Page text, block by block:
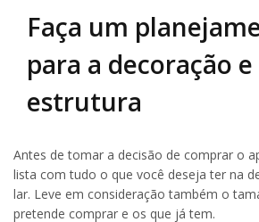
Faça um
para a decoração e
estrutura
Antes de tomar a decisão de comprar o
lista com tudo o que você deseja ter na
lar. Leve em consideração também o
pretende comprar e os que já tem.